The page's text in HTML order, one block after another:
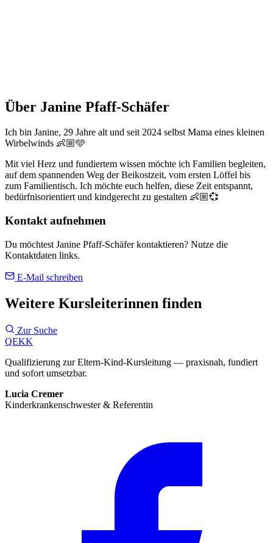
Über Janine Pfaff-Schäfer
Ich bin Janine, 29 Jahre alt und seit 2024 selbst Mama eines kleinen
Wirbelwinds 👶🏼🩵
Mit viel Herz und fundiertem wissen möchte ich Familien begleiten,
auf dem spannenden Weg der Beikostzeit, vom ersten Löffel bis
zum Familientisch. Ich möchte euch helfen, diese Zeit entspannt,
bedürfnisorientiert und kindgerecht zu gestalten 👶🏼💞
Kontakt aufnehmen
Du möchtest Janine Pfaff-Schäfer kontaktieren? Nutze die
Kontaktdaten links.
E-Mail schreiben
Weitere Kursleiterinnen finden
Zur Suche
QEKK
Qualifizierung zur Eltern-Kind-Kursleitung — praxisnah, fundiert
und sofort umsetzbar.
Lucia Cremer
Kinderkrankenschwester & Referentin